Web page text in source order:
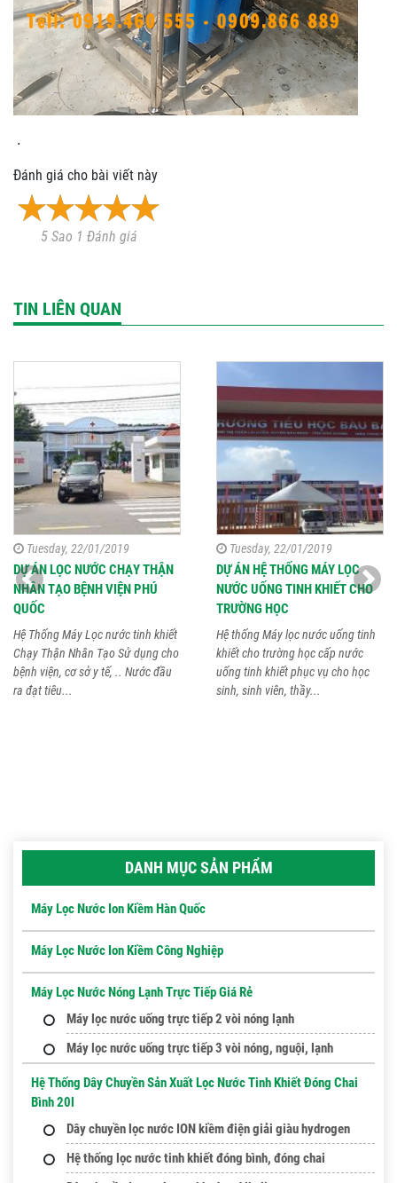
.
Đánh giá cho bài viết này
5 Sao 1 Đánh giá
TIN LIÊN QUAN
Tuesday, 22/01/2019
DỰ ÁN LỌC NƯỚC CHẠY THẬN
NHÂN TẠO BỆNH VIỆN PHÚ
QUỐC
Hệ Thống Máy Lọc nước tinh khiết
Chạy Thận Nhân Tạo Sử dụng cho
bệnh viện, cơ sở y tế, .. Nước đầu
ra đạt tiêu...
Tuesday, 22/01/2019
DỰ ÁN HỆ THỐNG MÁY LỌC
NƯỚC UỐNG TINH KHIẾT CHO
TRƯỜNG HỌC
Hệ thống Máy lọc nước uống tinh
khiết cho trường học cấp nước
uống tinh khiết phục vụ cho học
sinh, sinh viên, thầy...
DANH MỤC SẢN PHẨM
Máy Lọc Nước Ion Kiềm Hàn Quốc
Máy Lọc Nước Ion Kiềm Công Nghiệp
Máy Lọc Nước Nóng Lạnh Trực Tiếp Giá Rẻ
Máy lọc nước uống trực tiếp 2 vòi nóng lạnh
Máy lọc nước uống trực tiếp 3 vòi nóng, nguội, lạnh
Hệ Thống Dây Chuyền Sản Xuất Lọc Nước Tinh Khiết Đóng Chai
Bình 20l
Dây chuyền lọc nước ION kiềm điện giải giàu hydrogen
Hệ thống lọc nước tinh khiết đóng bình, đóng chai